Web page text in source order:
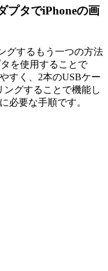
プタでiPhoneの画
グするもう一つの方法
を使用することで
すく、2本のUSBケー
ングすることで機能し
必要な手順です。